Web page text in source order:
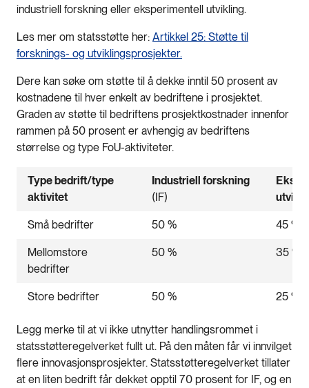
industriell forskning eller eksperimentell utvikling.
Les mer om statsstøtte her: Artikkel 25: Støtte til
forsknings- og utviklingsprosjekter.
Dere kan søke om støtte til å dekke inntil 50 prosent av
kostnadene til hver enkelt av bedriftene i prosjektet.
Graden av støtte til bedriftens prosjektkostnader innenfor
rammen på 50 prosent er avhengig av bedriftens
størrelse og type FoU-aktiviteter.
Type bedrift/type
aktivitet
Industriell forskning
(IF)
Små bedrifter 50 % 45 %
Mellomstore
bedrifter
50 % 35 %
Store bedrifter 50 % 25 %
Legg merke til at vi ikke utnytter handlingsrommet i
statsstøtteregelverket fullt ut. På den måten får vi innvilget
flere innovasjonsprosjekter. Statsstøtteregelverket tillater
at en liten bedrift får dekket opptil 70 prosent for IF, og en